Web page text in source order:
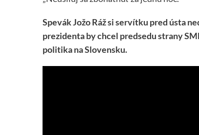
Spevák Jožo Ráž si servítku pred ústa
prezidenta by chcel predsedu strany
politika na Slovensku.